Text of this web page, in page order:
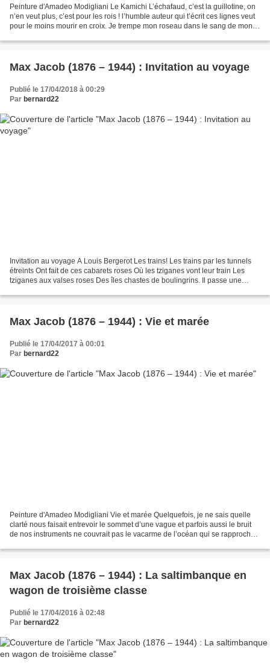
Peinture d'Amadeo Modigliani Le Kamichi L’échafaud, c’est la guillotine, on
n’en veut plus, c’est pour les rois ! l’humble auteur qui t’écrit ces lignes veut
pour le moins mourir en croix. Je trempe mon roseau dans le sang de mon
Max Jacob (1876 – 1944) : Invitation au voyage
Publié le 17/04/2018 à 00:29
Par bernard22
Invitation au voyage A Louis Bergerot Les trains! Les trains par les tunnels
étreints Ont fait de ces cabarets roses Où les tziganes vont leur train Les
tziganes aux valses roses Des îles chastes de boulingrins. Il passe une
Max Jacob (1876 – 1944) : Vie et marée
Publié le 17/04/2017 à 00:01
Par bernard22
Peinture d'Amadeo Modigliani Vie et marée Quelquefois, je ne sais quelle
clarté nous faisait entrevoir le sommet d’une vague et parfois aussi le bruit
de nos instruments ne couvrait pas le vacarme de l’océan qui se rapprochait.
Max Jacob (1876 – 1944) : La saltimbanque en
wagon de troisième classe
Publié le 17/04/2016 à 02:48
Par bernard22